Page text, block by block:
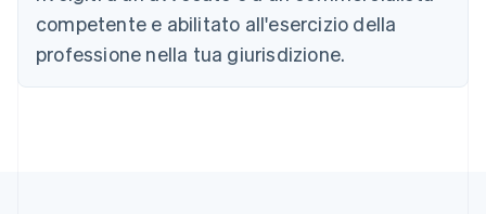
competente e abilitato all'esercizio della
professione nella tua giurisdizione.
Cina continentale
简体中文English
Cipro